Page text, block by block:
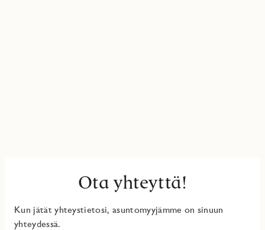
Ota yhteyttä!
Kun jätät yhteystietosi, asuntomyyjämme on sinuun
yhteydessä.